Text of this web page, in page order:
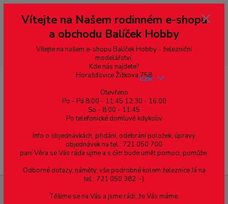
--- pro zákazníky ze Slovenska a jiných zemí, pokud chcete platit v eurech
přepněte si e-shop na euro 💶 pro přepočet měny - pravý horní roh ---
dobírky – pokud si z nějakého důvodu zásilku nevyzvednete, bude po
domluvě zaslána znovu s opětovnou platbou za poštovné, v opačném
případě bude zrušena a účet přidán na blacklist a rušeny následující
objednávky.
Menu
CZK
Konektory canon
Vítejte na Našem rodinném e-shopu
a obchodu Balíček Hobby
Vítejte na našem e-shopu Balíček Hobby - železniční
modelářství.
Kde nás najdete?
Horažďovice Žižkova 758
Otevřeno
Po - Pá 8:00 - 11:45 12:30 - 16:00
So - 8:00 - 11:45
Po telefonické domluvě kdykoliv
Info o objednávkách, přidání, odebrání položek, úpravy
objednávek na tel.: 721 050 700
paní Věra se Vás ráda ujme a s čím bude umět pomoci, pomůže.
Odborné dotazy, náměty, vše podrobné kolem železnice Já na
tel.: 721 050 382 :-)
Těšíme se na Vás a jsme rádi, že Vás máme.